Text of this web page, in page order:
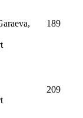
189
209